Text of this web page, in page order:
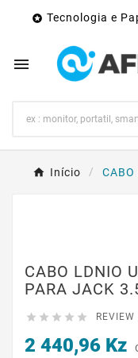
 Tecnologia e

Início
CABO LDNIO
PARA JACK
    
2 440,96 Kz